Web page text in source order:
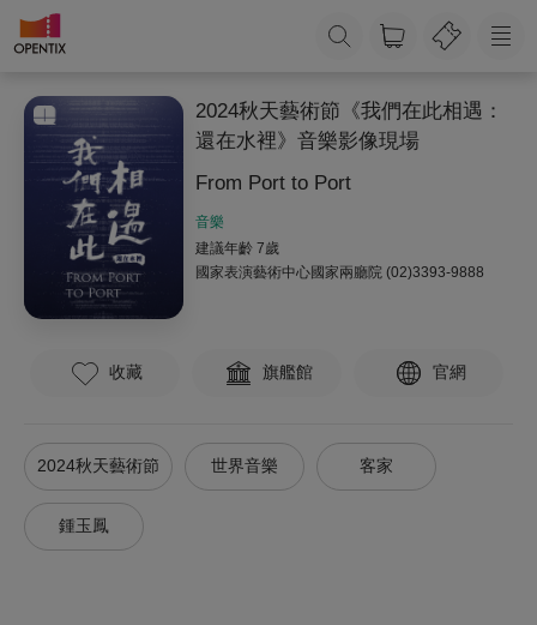
2024秋天藝術節《我們在此相遇：
還在水裡》音樂影像現場
From Port to Port
音樂
建議年齡 7歲
國家表演藝術中心國家兩廳院 (02)3393-9888
收藏 旗艦館 官網
2024秋天藝術節 世界音樂 客家
鍾玉鳳